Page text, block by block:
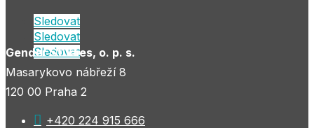
Sledovat
Sledovat
Sledovat
Gender Studies, o. p. s.
Masarykovo nábřeží 8
120 00 Praha 2
 +420 224 915 666